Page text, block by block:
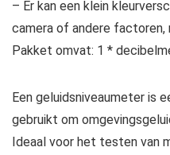
– Er kan een klein
camera of andere
Pakket omvat: 1 *
Een geluidsniveaumeter is
gebruikt om
Ideaal voor het testen van